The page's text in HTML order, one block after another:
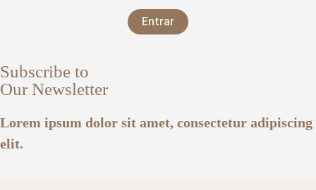
Entrar
Subscribe to
Our Newsletter
Lorem ipsum dolor sit amet, consectetur adipiscing
elit.